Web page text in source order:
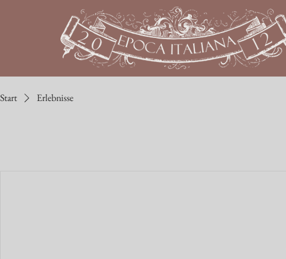
Start Erlebnisse